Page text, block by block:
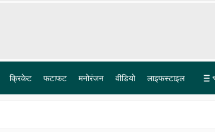
क्रिकेट फटाफट मनोरंजन वीडियो लाइफस्टाइल